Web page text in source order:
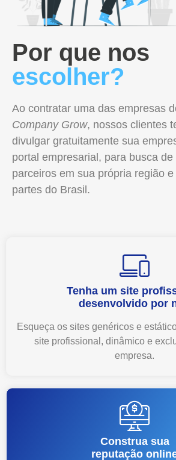
Por que nos
escolher?
Ao contratar uma das empresas
Company Grow, nossos clientes
divulgar gratuitamente sua
portal empresarial, para busca
parceiros em sua própria região
partes do Brasil.
Tenha um site
desenvolvido por
Esqueça os sites genéricos e
site profissional, dinâmico e
empresa.
Construa sua
reputação